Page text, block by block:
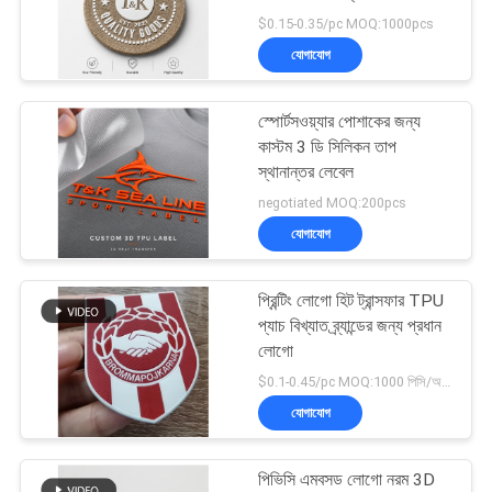
POLICY
টিপিইউ তাপ স্থানান্তর
লেবেল
33
কাস্টম পোশাক প্যাচ
92
$0.15-0.35/pc MOQ:1000pcs
যোগাযোগ
স্পোর্টসওয়্যার পোশাকের জন্য
কাস্টম 3 ডি সিলিকন তাপ
স্থানান্তর লেবেল
negotiated MOQ:200pcs
যোগাযোগ
প্রিন্টিং লোগো হিট ট্রান্সফার TPU
প্যাচ বিখ্যাত ব্র্যান্ডের জন্য প্রধান
লোগো
যোগাযোগ
পিভিসি এমবসড লোগো নরম 3D